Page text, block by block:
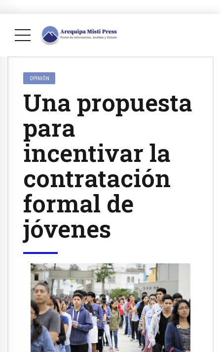
OPINIÓN
Una propuesta
para
incentivar la
contratación
formal de
jóvenes